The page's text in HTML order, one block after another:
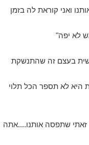
ואני קוראת לה בזמן
לא יפה"
בעצם זה שהתנשקת
היא לא תספר הכל תלוי
זאתי שתפסה אותנו....אתה